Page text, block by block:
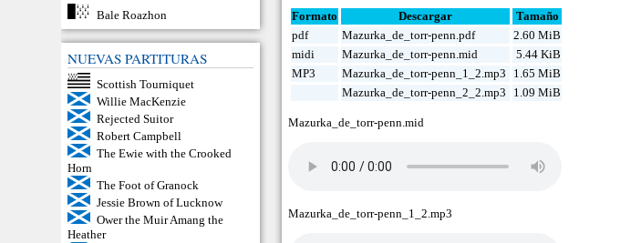
Bale Roazhon
NUEVAS PARTITURAS
Scottish Tourniquet
Willie MacKenzie
Rejected Suitor
Robert Campbell
The Ewie with the Crooked
Horn
The Foot of Granock
Jessie Brown of Lucknow
Ower the Muir Amang the
Heather
Formato Descargar
Tamaño
pdf
Mazurka_de_torr-penn.pdf
2.60 MiB
midi
Mazurka_de_torr-penn.mid
5.44 KiB
MP3
Mazurka_de_torr-penn_1_2.mp3
1.65 MiB
Mazurka_de_torr-penn_2_2.mp3
1.09 MiB
Mazurka_de_torr-penn.mid
Mazurka_de_torr-penn_1_2.mp3